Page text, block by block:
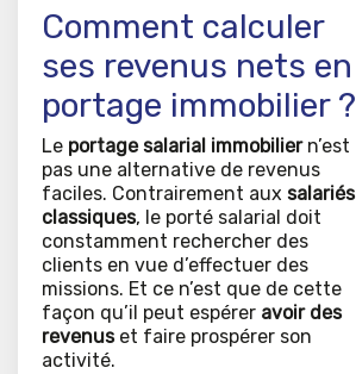
Comment calculer
ses revenus nets en
portage immobilier ?
Le portage salarial immobiliern’est
pas une alternative de revenus
faciles. Contrairement aux salariés
classiques, le porté salarial doit
constamment rechercher des
clients en vue d’effectuer des
missions. Et ce n’est que de cette
façon qu’il peut espérer avoir des
revenuset faire prospérer son
activité.